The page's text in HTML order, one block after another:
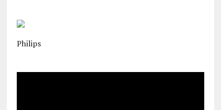
Philips